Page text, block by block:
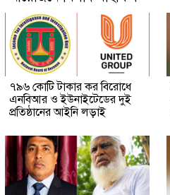
৭৯৬ কোটি টাকার কর বিরোধে
এনবিআর ও ইউনাইটেডের দুই
প্রতিষ্ঠানের আইনি লড়াই